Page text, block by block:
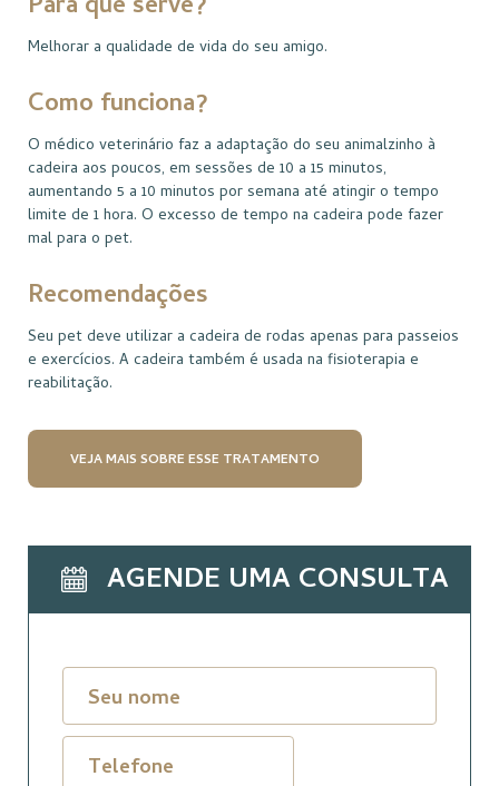
Melhorar a qualidade de vida do seu amigo.
Como funciona?
O médico veterinário faz a adaptação do seu animalzinho à
cadeira aos poucos, em sessões de 10 a 15 minutos,
aumentando 5 a 10 minutos por semana até atingir o tempo
limite de 1 hora. O excesso de tempo na cadeira pode fazer
mal para o pet.
Recomendações
Seu pet deve utilizar a cadeira de rodas apenas para passeios
e exercícios. A cadeira também é usada na fisioterapia e
reabilitação.
VEJA MAIS SOBRE ESSE TRATAMENTO
AGENDE UMA CONSULTA
Seu nome
Telefone